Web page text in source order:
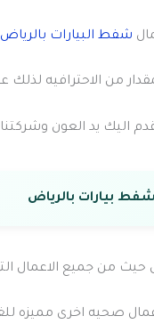
شفط البيارات بالرياض
من الاحترافيه
اليك يد العون
بيارات بالرياض
حيث من جميع الاعمال
صحيه اخرى مميزه